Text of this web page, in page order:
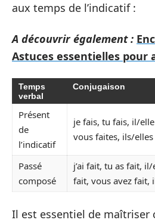
aux temps de l’indicatif :
A découvrir également :
Astuces essentielles pour
Temps
verbal
Conjugaison
Présent
de
l’indicatif
je fais, tu fais, il/
vous faites, ils/
Passé
composé
j’ai fait, tu as fait,
fait, vous avez fait,
Il est essentiel de maîtriser